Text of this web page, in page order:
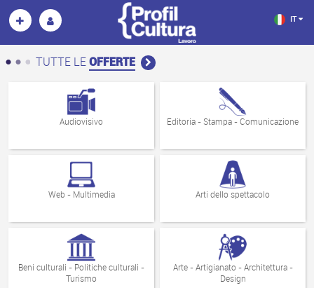
IT
TUTTE LEOFFERTE
Audiovisivo Editoria - Stampa - Comunicazione
Web - Multimedia Arti dello spettacolo
Beni culturali - Politiche culturali -
Turismo
Arte - Artigianato - Architettura -
Design